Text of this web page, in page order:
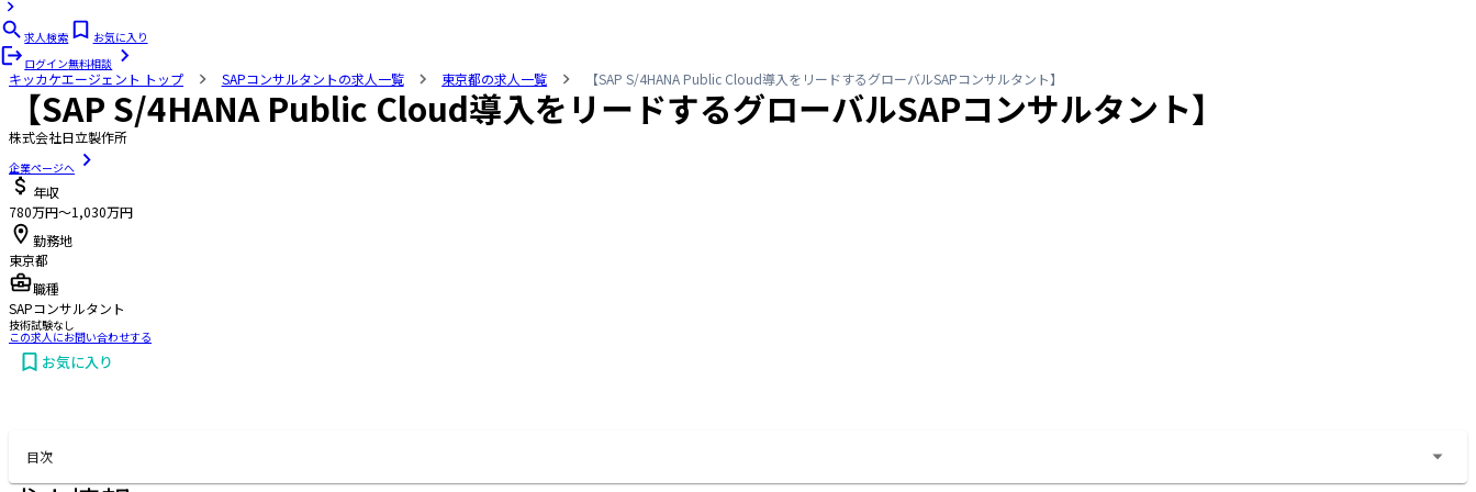
求人検索
お気に入り
ログイン無料相談
キッカケエージェント トップ SAPコンサルタントの求人一覧 東京都の求人一覧 【SAP S/4HANA Public Cloud導入をリードするグローバルSAPコンサルタント】
【SAP S/4HANA Public Cloud導入をリードするグローバルSAPコンサルタント】
株式会社日立製作所
企業ページへ
年収
780万円〜1,030万円
勤務地
東京都
職種
SAPコンサルタント
技術試験なし
この求人にお問い合わせする
お気に入り
目次